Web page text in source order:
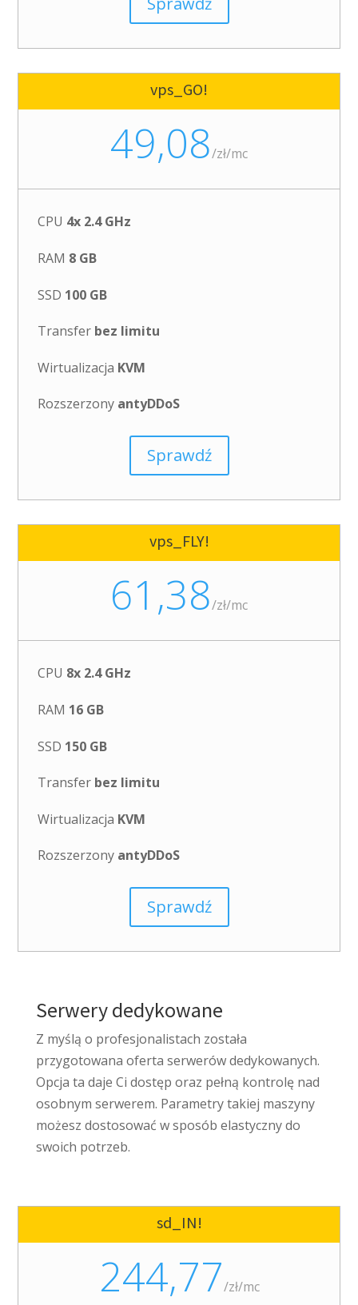
vps_GO!
49,08/zł/mc
CPU 4x 2.4 GHz
RAM 8 GB
SSD 100 GB
Transfer bez limitu
Wirtualizacja KVM
Rozszerzony antyDDoS
Sprawdź
vps_FLY!
61,38/zł/mc
CPU 8x 2.4 GHz
RAM 16 GB
SSD 150 GB
Transfer bez limitu
Wirtualizacja KVM
Rozszerzony antyDDoS
Sprawdź
Serwery dedykowane
Z myślą o profesjonalistach została
przygotowana oferta serwerów dedykowanych.
Opcja ta daje Ci dostęp oraz pełną kontrolę nad
osobnym serwerem. Parametry takiej maszyny
możesz dostosować w sposób elastyczny do
swoich potrzeb.
sd_IN!
244,77/zł/mc